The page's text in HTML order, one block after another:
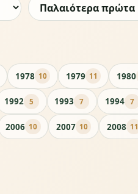
1978 10 1979 11 1980
1992 5 1993 7 1994 7
2006 10 2007 10 2008 11